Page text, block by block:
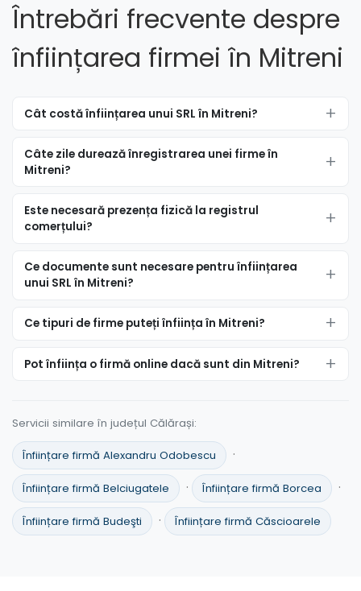
Întrebări frecvente despre
înființarea firmei în Mitreni
Cât costă înființarea unui SRL în Mitreni?
Câte zile durează înregistrarea unei firme în
Mitreni?
Este necesară prezența fizică la registrul
comerțului?
Ce documente sunt necesare pentru înființarea
unui SRL în Mitreni?
Ce tipuri de firme puteți înființa în Mitreni?
Pot înființa o firmă online dacă sunt din Mitreni?
Servicii similare în județul Călărași:
Înființare firmă Alexandru Odobescu ·
Înființare firmă Belciugatele · Înființare firmă Borcea ·
Înființare firmă Budeşti · Înființare firmă Căscioarele